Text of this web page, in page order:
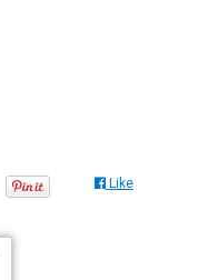
Like